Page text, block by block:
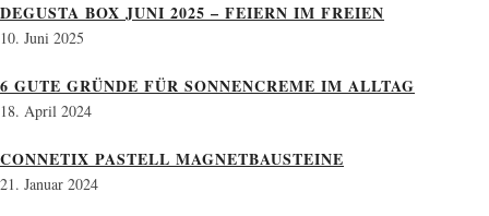
DEGUSTA BOX JUNI 2025 – FEIERN IM FREIEN
10. Juni 2025
6 GUTE GRÜNDE FÜR SONNENCREME IM ALLTAG
18. April 2024
CONNETIX PASTELL MAGNETBAUSTEINE
21. Januar 2024